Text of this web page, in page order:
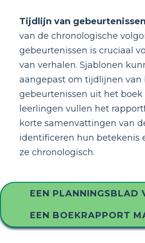
Tijdlijn van
van de chronologische
gebeurtenissen is cruciaal
van verhalen. Sjablonen
aangepast om tijdlijnen van
gebeurtenissen uit het boek
leerlingen vullen het
korte samenvattingen van
identificeren hun betekenis
ze chronologisch.
EEN PLANNINGSBLAD
EEN BOEKRAPPORT